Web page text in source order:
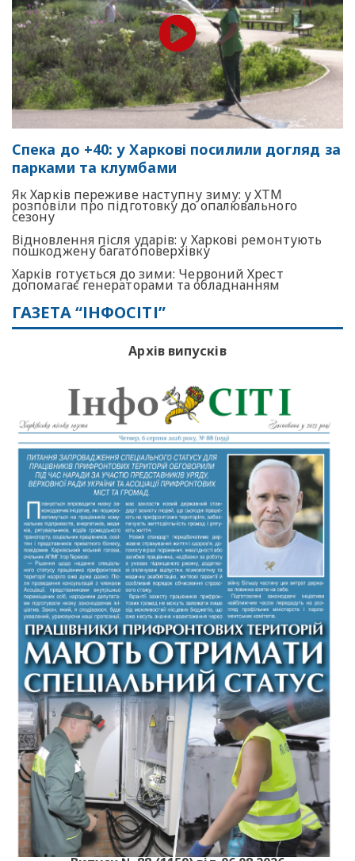
Спека до +40: у Харкові посилили догляд за
парками та клумбами
Як Харків переживе наступну зиму: у ХТМ
розповіли про підготовку до опалювального
сезону
Відновлення після ударів: у Харкові ремонтують
пошкоджену багатоповерхівку
Харків готується до зими: Червоний Хрест
допомагає генераторами та обладнанням
ГАЗЕТА “ІНФОСІТІ”
Архів випусків